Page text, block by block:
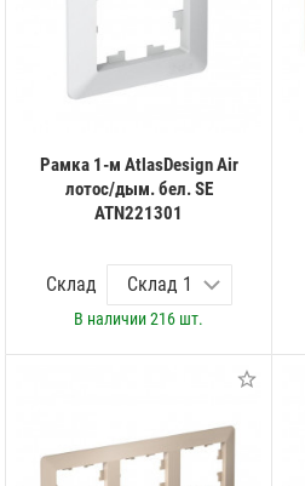
Рамка 1-м AtlasDesign Air
лотос/дым. бел. SE
ATN221301
Склад
В наличии216 шт.